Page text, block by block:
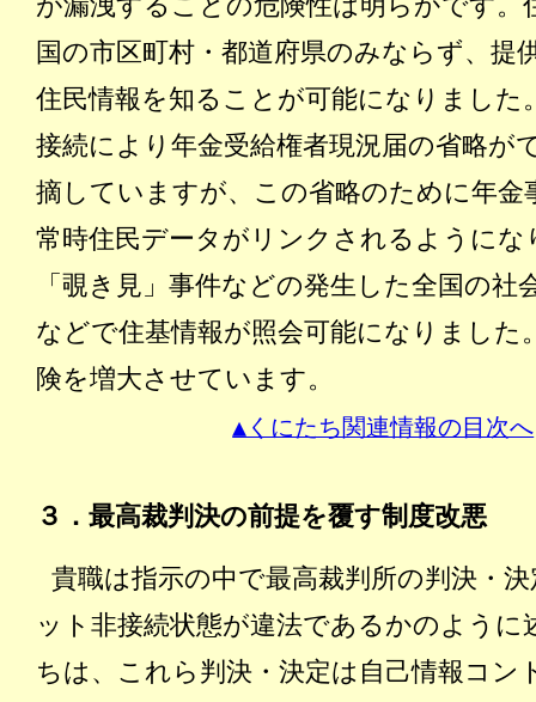
国の市区町村・都道府県のみならず、提
住民情報を知ることが可能になりました
接続により年金受給権者現況届の省略が
摘していますが、この省略のために年金
常時住民データがリンクされるように
「覗き見」事件などの発生した全国の社
などで住基情報が照会可能になりました
険を増大させています。
▲くにたち関連情報の目次へ
３．最高裁判決の前提を覆す制度改悪
貴職は指示の中で最高裁判所の判決・
ット非接続状態が違法であるかのように
ちは、これら判決・決定は自己情報コン